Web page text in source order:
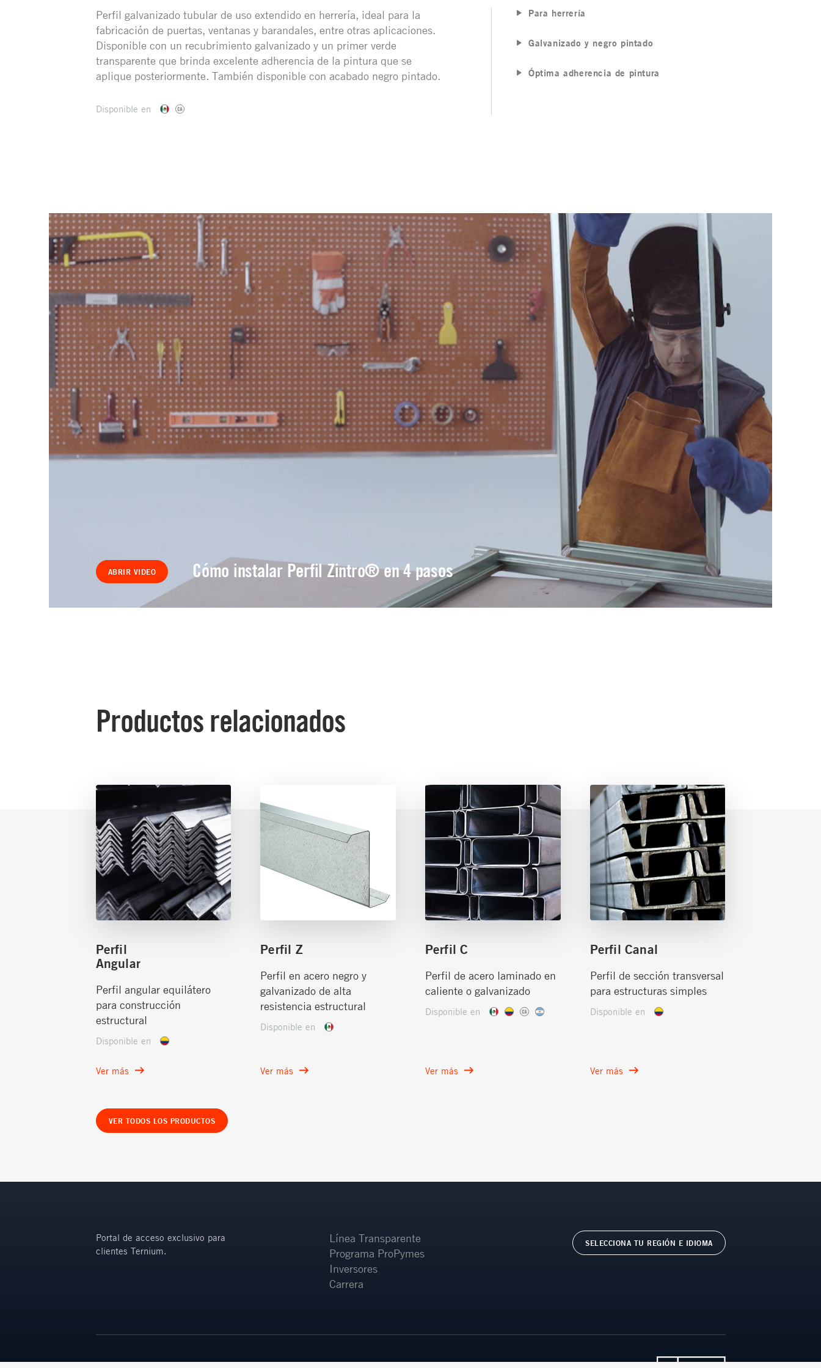
Perfil galvanizado tubular de uso extendido en herrería, ideal para la
fabricación de puertas, ventanas y barandales, entre otras aplicaciones.
Disponible con un recubrimiento galvanizado y un primer verde
transparente que brinda excelente adherencia de la pintura que se
aplique posteriormente. También disponible con acabado negro pintado.
Disponible en
Para herrería
Galvanizado y negro pintado
Óptima adherencia de pintura
ABRIR VIDEO Cómo instalar Perfil Zintro® en 4 pasos
Productos relacionados
Perfil
Angular
Perfil angular equilátero
para construcción
estructural
Disponible en
Ver más
Perfil Z
Perfil en acero negro y
galvanizado de alta
resistencia estructural
Disponible en
Ver más
Perfil C
Perfil de acero laminado en
caliente o galvanizado
Disponible en
Ver más
Perfil Canal
Perfil de sección transversal
para estructuras simples
Disponible en
Ver más
VER TODOS LOS PRODUCTOS
Portal de acceso exclusivo para
clientes Ternium.
Línea Transparente
Programa ProPymes
Inversores
Carrera
SELECCIONA TU REGIÓN E IDIOMA